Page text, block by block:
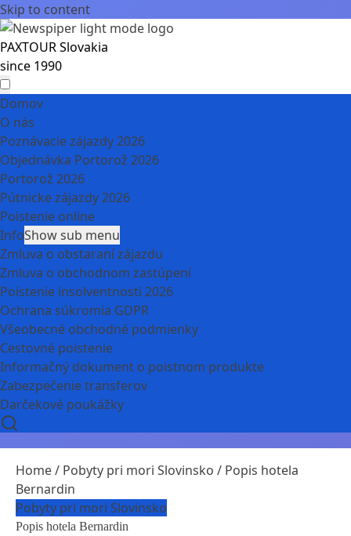
Skip to content
PAXTOUR Slovakia
since 1990
Domov
O nás
Poznávacie zájazdy 2026
Objednávka Portorož 2026
Portorož 2026
Pútnicke zájazdy 2026
Poistenie online
InfoShow sub menu
Zmluva o obstaraní zájazdu
Zmluva o obchodnom zastúpení
Poistenie insolventnosti 2026
Ochrana súkromia GDPR
Všeobecné obchodné podmienky
Cestovné poistenie
Informačný dokument o poistnom produkte
Zabezpečenie transferov
Darčekové poukážky
Home/ Pobyty pri mori Slovinsko / Popis hotela
Bernardin
Pobyty pri mori Slovinsko
Popis hotela Bernardin